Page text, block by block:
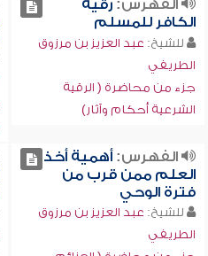
الفهرس:رقية
الكافر للمسلم
للشيخ: عبد العزيز بن مرزوق
الطريفي
جزء من محاضرة ( الرقية
الشرعية أحكام وآثار)
الفهرس:أهمية أخذ
العلم ممن قرب من
فترة الوحي
للشيخ: عبد العزيز بن مرزوق
الطريفي